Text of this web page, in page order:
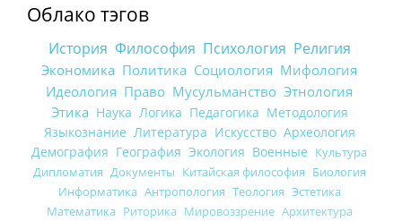
Облако тэгов
История Философия Психология Религия
Экономика Политика Социология Мифология
Идеология Право Мусульманство Этнология
Этика Наука Логика Педагогика Методология
Языкознание Литература Искусство Археология
Демография География Экология Военные Культура
Дипломатия Документы Китайская философия Биология
Информатика Антропология Теология Эстетика
Математика Риторика Мировоззрение Архитектура